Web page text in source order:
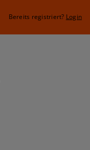
Bereits registriert? Login